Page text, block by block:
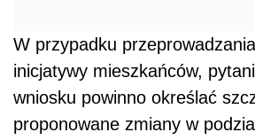
W przypadku
inicjatywy mieszkańców,
wniosku powinno określać
proponowane zmiany w